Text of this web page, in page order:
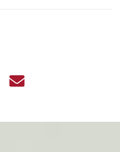
UN SORRISO
REGALA UN
REGALA UN
GELATO REGALA
IL GELATO